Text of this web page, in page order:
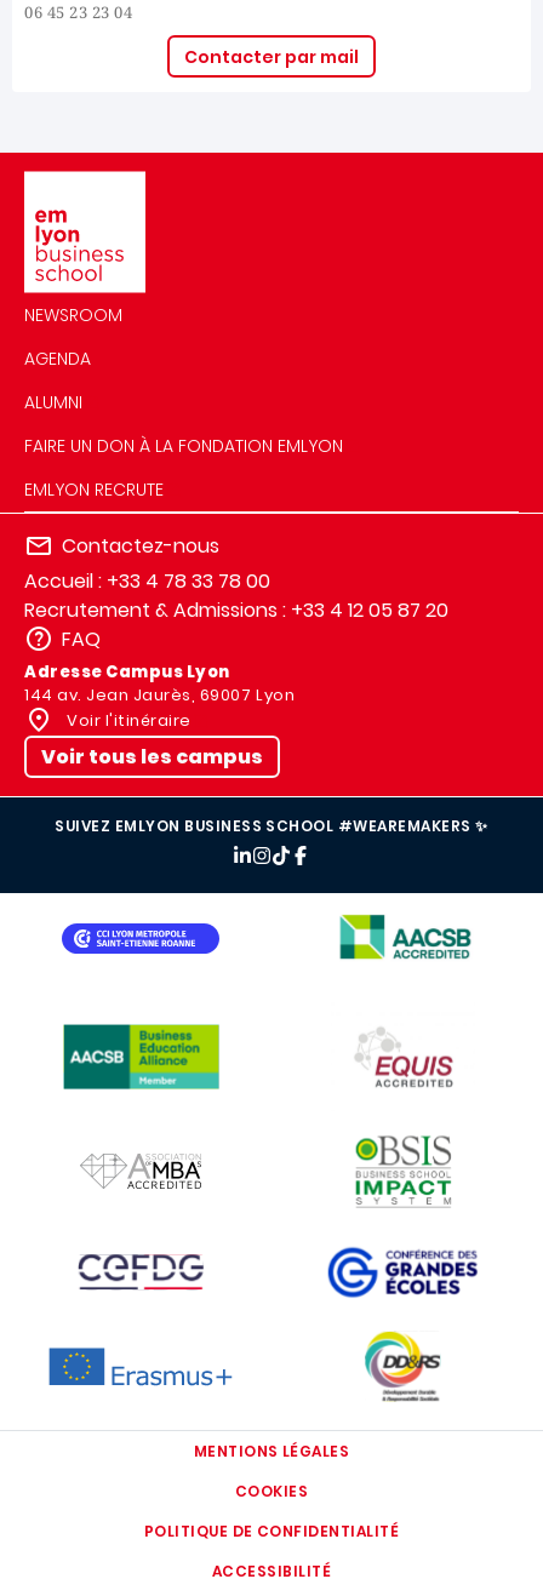
06 45 23 23 04
Contacter par mail
NEWSROOM
AGENDA
ALUMNI
FAIRE UN DON À LA FONDATION EMLYON
EMLYON RECRUTE
Contactez-nous
Accueil : +33 4 78 33 78 00
Recrutement & Admissions : +33 4 12 05 87 20
FAQ
Adresse Campus Lyon
144 av. Jean Jaurès, 69007 Lyon
Voir l'itinéraire
Voir tous les campus
SUIVEZ EMLYON BUSINESS SCHOOL #WEAREMAKERS ✨
IMAGE
IMAGE
IMAGE
IMAGE
IMAGE IMAGE
MENTIONS LÉGALES
COOKIES
POLITIQUE DE CONFIDENTIALITÉ
ACCESSIBILITÉ